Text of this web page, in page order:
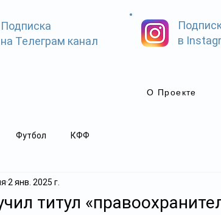
Подписка
на Телеграм канал
в
О Проекте
Футбол КФФ
титул
2 янв. 2025 г.